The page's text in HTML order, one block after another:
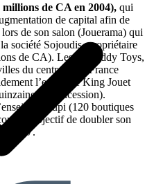
de CA en 2004), qui
de capital afin de
de son salon (Jouerama) qui
société Sojoudis, propriétaire
de CA). Les 27 Teddy Toys,
du centre de la France
l’enseigne King Jouet
en concession).
Joupi (120 boutiques
objectif de doubler son
2007.